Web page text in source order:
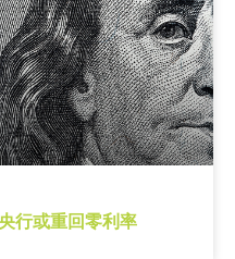
行或重回零利率